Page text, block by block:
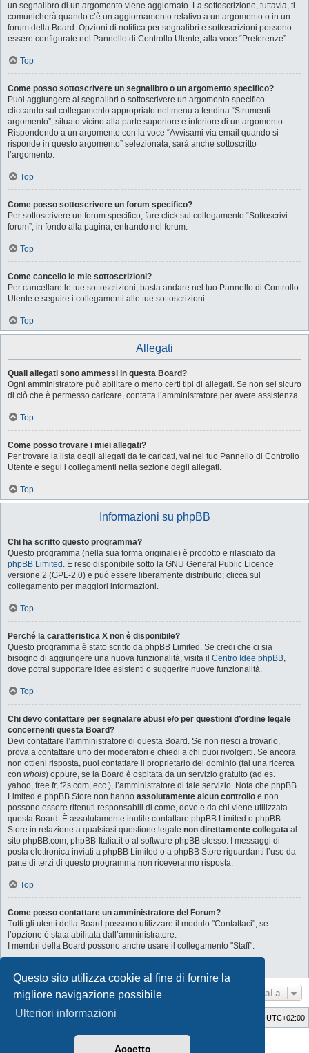
Questo sito utilizza cookie al fine di fornire la
migliore navigazione possibile
Ulteriori informazioni
Accetto
un segnalibro di un argomento viene aggiornato. La sottoscrizione, tuttavia, ti
comunicherà quando c’è un aggiornamento relativo a un argomento o in un
forum della Board. Opzioni di notifica per segnalibri e sottoscrizioni possono
essere configurate nel Pannello di Controllo Utente, alla voce “Preferenze”.
Top
Come posso sottoscrivere un segnalibro o un argomento specifico?
Puoi aggiungere ai segnalibri o sottoscrivere un argomento specifico
cliccando sul collegamento appropriato nel menu a tendina “Strumenti
argomento”, situato vicino alla parte superiore e inferiore di un argomento.
Rispondendo a un argomento con la voce “Avvisami via email quando si
risponde in questo argomento” selezionata, sarà anche sottoscritto
l’argomento.
Top
Come posso sottoscrivere un forum specifico?
Per sottoscrivere un forum specifico, fare click sul collegamento “Sottoscrivi
forum”, in fondo alla pagina, entrando nel forum.
Top
Come cancello le mie sottoscrizioni?
Per cancellare le tue sottoscrizioni, basta andare nel tuo Pannello di Controllo
Utente e seguire i collegamenti alle tue sottoscrizioni.
Top
Allegati
Quali allegati sono ammessi in questa Board?
Ogni amministratore può abilitare o meno certi tipi di allegati. Se non sei sicuro
di ciò che è permesso caricare, contatta l’amministratore per avere assistenza.
Top
Come posso trovare i miei allegati?
Per trovare la lista degli allegati da te caricati, vai nel tuo Pannello di Controllo
Utente e segui i collegamenti nella sezione degli allegati.
Top
Informazioni su phpBB
Chi ha scritto questo programma?
Questo programma (nella sua forma originale) è prodotto e rilasciato da
phpBB Limited . È reso disponibile sotto la GNU General Public Licence
versione 2 (GPL-2.0) e può essere liberamente distribuito; clicca sul
collegamento per maggiori informazioni.
Top
Perché la caratteristica X non è disponibile?
Questo programma è stato scritto da phpBB Limited. Se credi che ci sia
bisogno di aggiungere una nuova funzionalità, visita il Centro Idee phpBB,
dove potrai supportare idee esistenti o suggerire nuove funzionalità.
Top
Chi devo contattare per segnalare abusi e/o per questioni d’ordine legale
concernenti questa Board?
Devi contattare l’amministratore di questa Board. Se non riesci a trovarlo,
prova a contattare uno dei moderatori e chiedi a chi puoi rivolgerti. Se ancora
non ottieni risposta, puoi contattare il proprietario del dominio (fai una ricerca
con whois) oppure, se la Board è ospitata da un servizio gratuito (ad es.
yahoo, free.fr, f2s.com, ecc.), l’amministratore di tale servizio. Nota che phpBB
Limited e phpBB Store non hanno assolutamente alcun controllo e non
possono essere ritenuti responsabili di come, dove e da chi viene utilizzata
questa Board. È assolutamente inutile contattare phpBB Limited o phpBB
Store in relazione a qualsiasi questione legale non direttamente collegata al
sito phpBB.com, phpBB-Italia.it o al software phpBB stesso. I messaggi di
posta elettronica inviati a phpBB Limited o a phpBB Store riguardanti l’uso da
parte di terzi di questo programma non riceveranno risposta.
Top
Come posso contattare un amministratore del Forum?
Tutti gli utenti della Board possono utilizzare il modulo "Contattaci", se
l’opzione è stata abilitata dall’amministratore.
I membri della Board possono anche usare il collegamento "Staff".
Vai a
SaabWay Club Indice UTC+02:00
GTA game
phpBB® Forum Software © phpBB Limited